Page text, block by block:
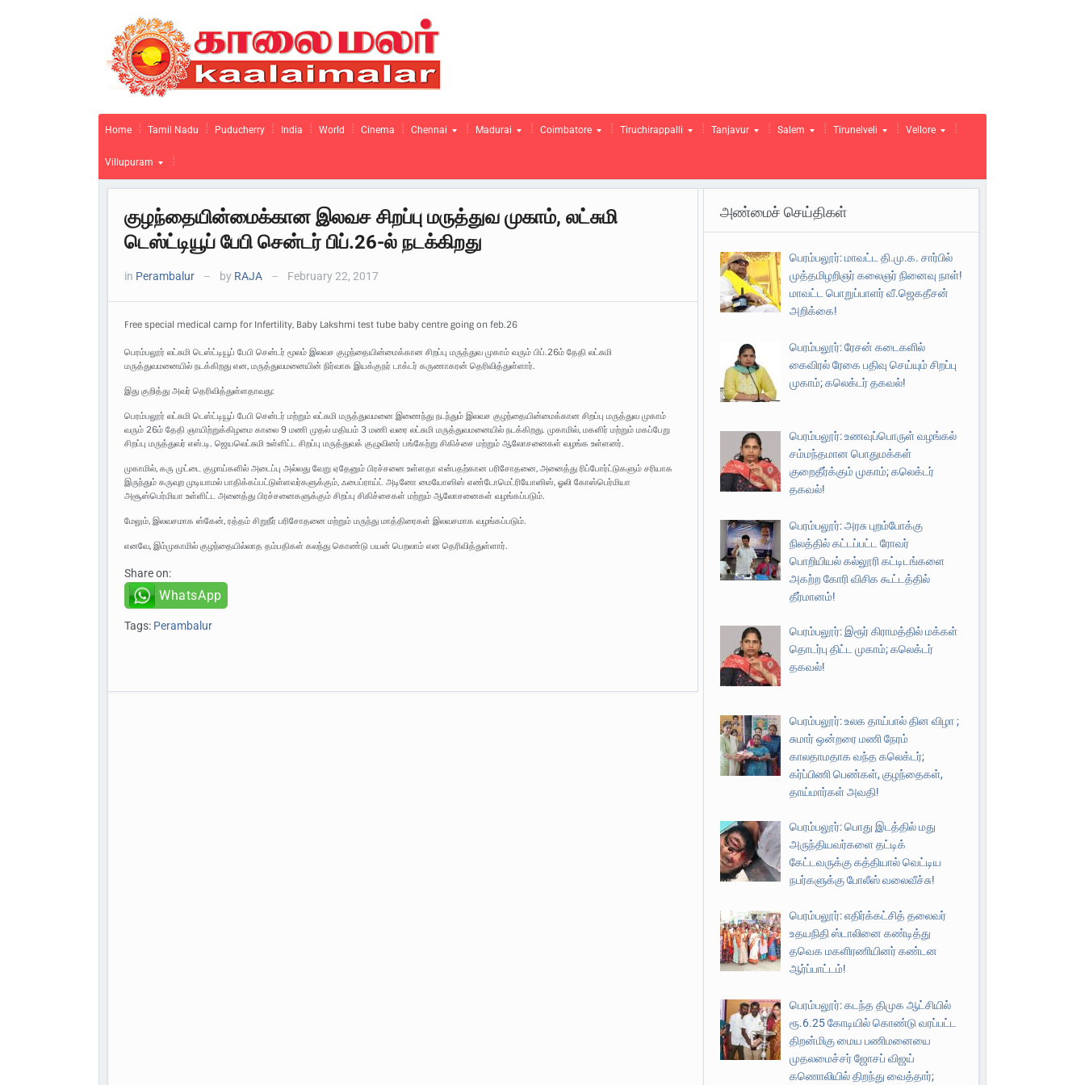
Home Tamil Nadu Puducherry India World Cinema Chennai Madurai Coimbatore Tiruchirappalli Tanjavur Salem Tirunelveli Vellore
Villupuram
குழந்தையின்மைக்கான இலவச சிறப்பு மருத்துவ முகாம், லட்சுமி
டெஸ்ட்டியூப் பேபி சென்டர் பிப்.26-ல் நடக்கிறது
in Perambalur — by RAJA — February 22, 2017
Free special medical camp for Infertility, Baby Lakshmi test tube baby centre going on feb.26
பெரம்பலூர் லட்சுமி டெஸ்ட்டியூப் பேபி சென்டர் மூலம் இலவச குழந்தையின்மைக்கான சிறப்பு மருத்துவ முகாம் வரும் பிப்.26ம் தேதி லட்சுமி
மருத்துவமனையில் நடக்கிறது என, மருத்துவமனையின் நிர்வாக இயக்குநர் டாக்டர் கருணாகரன் தெரிவித்துள்ளார்.
இது குறித்து அவர் தெரிவித்துள்ளதாவது:
பெரம்பலூர் லட்சுமி டெஸ்ட்டியூப் பேபி சென்டர் மற்றும் லட்சுமி மருத்துவமனை இணைந்து நடந்தும் இலவச குழந்தையின்மைக்கான சிறப்பு மருத்துவ முகாம்
வரும் 26ம் தேதி ஞாயிற்றுக்கிழமை காலை 9 மணி முதல் மதியம் 3 மணி வரை லட்சுமி மருத்துவமனையில் நடக்கிறது. முகாமில், மகளிர் மற்றும் மகப்பேறு
சிறப்பு மருத்துவர் எஸ்.டி. ஜெயலெட்சுமி உள்ளிட்ட சிறப்பு மருத்துவக் குழுவினர் பங்கேற்று சிகிச்சை மற்றும் ஆலோசனைகள் வழங்க உள்ளனர்.
முகாமில், கரு முட்டை குழாய்களில் அடைப்பு அல்லது வேறு ஏதேனும் பிரச்சனை உள்ளதா என்பதற்கான பரிசோதனை, அனைத்து ரிப்போர்ட்டுகளும் சரியாக
இருந்தும் கருவுற முடியாமல் பாதிக்கப்பட்டுள்ளவர்களுக்கும், ஃபைப்ராய்ட் அடினோ மையோஸிஸ் எண்டோமெட்ரியோஸிஸ், ஓலி கோஸ்பெர்மியா
அசூஸ்பெர்மியா உள்ளிட்ட அனைத்து பிரச்சனைகளுக்கும் சிறப்பு சிகிச்சைகள் மற்றும் ஆலோசனைகள் வழங்கப்படும்.
மேலும், இலவசமாக ஸ்கேன், ரத்தம் சிறுநீர் பரிசோதனை மற்றும் மருந்து மாத்திரைகள் இலவசமாக வழங்கப்படும்.
எனவே, இம்முகாமில் குழந்தையில்லாத தம்பதிகள் கலந்து கொண்டு பயன் பெறலாம் என தெரிவித்துள்ளார்.
Share on:
WhatsApp
Tags: Perambalur
அண்மைச் செய்திகள்
பெரம்பலூர்: மாவட்ட தி.மு.க. சார்பில்
முத்தமிழறிஞர் கலைஞர் நினைவு நாள்!
மாவட்ட பொறுப்பாளர் வீ.ஜெகதீசன்
அறிக்கை!
பெரம்பலூர்: ரேசன் கடைகளில்
கைவிரல் ரேகை பதிவு செய்யும் சிறப்பு
முகாம்; கலெக்டர் தகவல்!
பெரம்பலூர்: உணவுப்பொருள் வழங்கல்
சம்மந்தமான பொதுமக்கள்
குறைதீர்க்கும் முகாம்; கலெக்டர்
தகவல்!
பெரம்பலூர்: அரசு புறம்போக்கு
நிலத்தில் கட்டப்பட்ட ரோவர்
பொறியியல் கல்லூரி கட்டிடங்களை
அகற்ற கோரி விசிக கூட்டத்தில்
தீர்மானம்!
பெரம்பலூர்: இரூர் கிராமத்தில் மக்கள்
தொடர்பு திட்ட முகாம்; கலெக்டர்
தகவல்!
பெரம்பலூர்: உலக தாய்பால் தின விழா ;
சுமார் ஒன்றரை மணி நேரம்
காலதாமதாக வந்த கலெக்டர்;
கர்ப்பிணி பெண்கள், குழந்தைகள்,
தாய்மார்கள் அவதி!
பெரம்பலூர்: பொது இடத்தில் மது
அருந்தியவர்களை தட்டிக்
கேட்டவருக்கு கத்தியால் வெட்டிய
நபர்களுக்கு போலீஸ் வலைவீச்சு!
பெரம்பலூர்: எதிர்க்கட்சித் தலைவர்
உதயநிதி ஸ்டாலினை கண்டித்து
தவெக மகளிரணியினர் கண்டன
ஆர்ப்பாட்டம்!
பெரம்பலூர்: கடந்த திமுக ஆட்சியில்
ரூ.6.25 கோடியில் கொண்டு வரப்பட்ட
திறன்மிகு மைய பணிமனையை
முதலமைச்சர் ஜோசப் விஜய்
கணொலியில் திறந்து வைத்தார்;